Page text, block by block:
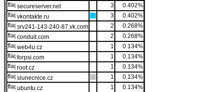
secureserver.net
3
0.402%
vkontakte.ru
3
0.402%
srv241-143-240-87.vk.com
2
0.268%
conduit.com
2
0.268%
web4u.cz
1
0.134%
forpsi.com
1
0.134%
root.cz
1
0.134%
slunecnice.cz
1
0.134%
ubuntu.cz
1
0.134%